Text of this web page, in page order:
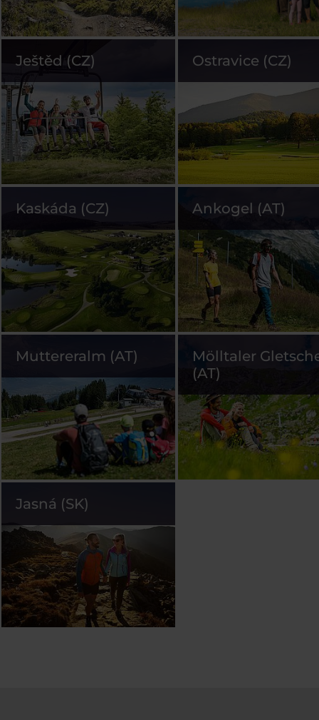
Ještěd (CZ) Ostravice (CZ)
Kaskáda (CZ) Ankogel (AT)
Muttereralm (AT)
Mölltaler
(AT)
Jasná (SK)